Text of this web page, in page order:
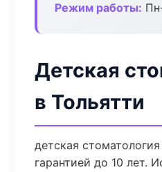
Режим работы:
Детская
в Тольятти
детская
гарантией до 10 лет.